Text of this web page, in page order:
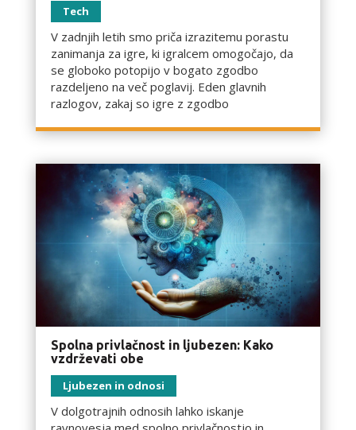
Tech
V zadnjih letih smo priča izrazitemu porastu
zanimanja za igre, ki igralcem omogočajo, da
se globoko potopijo v bogato zgodbo
razdeljeno na več poglavij. Eden glavnih
razlogov, zakaj so igre z zgodbo
Spolna privlačnost in ljubezen: Kako
vzdrževati obe
Ljubezen in odnosi
V dolgotrajnih odnosih lahko iskanje